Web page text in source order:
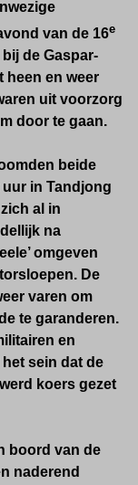
van de 16e
de Gaspar-
heen en weer
uit voorzorg
door te gaan.
beide
in Tandjong
al in
na
omgeven
De
varen om
te garanderen.
en
het sein dat de
koers gezet
boord van de
naderend